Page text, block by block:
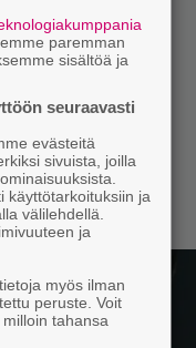
paremman
sisältöä ja
seuraavasti
evästeitä
sivuista, joilla
käyttötarkoituksiin ja
välilehdellä.
ja
myös ilman
peruste. Voit
tahansa